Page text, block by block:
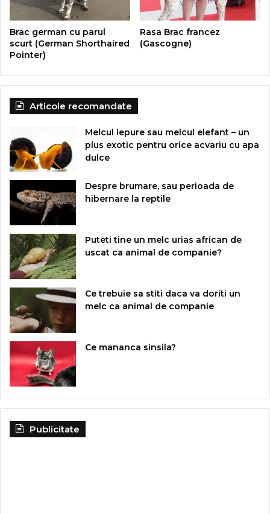
Brac german cu parul
scurt (German Shorthaired
Pointer)
Rasa Brac francez
(Gascogne)
Articole recomandate
Melcul iepure sau melcul elefant – un
plus exotic pentru orice acvariu cu apa
dulce
Despre brumare, sau perioada de
hibernare la reptile
Puteti tine un melc urias african de
uscat ca animal de companie?
Ce trebuie sa stiti daca va doriti un
melc ca animal de companie
Ce mananca sinsila?
Publicitate